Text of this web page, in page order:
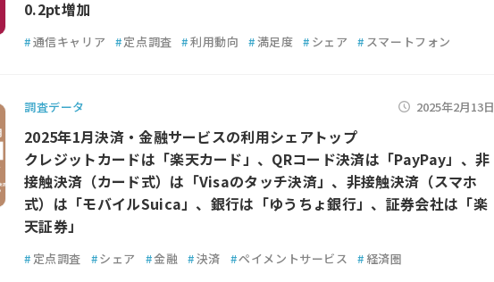
0.2pt増加
#通信キャリア #定点調査 #利用動向 #満足度 # シェア # スマートフォン
調査データ 2025年2月13日
2025年1月決済・金融サービスの利用シェアトップ
クレジットカードは「楽天カード」、QRコード決済は「PayPay」、非
接触決済（カード式）は「Visaのタッチ決済」、非接触決済（スマホ
式）は「モバイルSuica」、銀行は「ゆうちょ銀行」、証券会社は「楽
天証券」
# 定点調査 #シェア #金融 #決済 #ペイメントサービス # 経済圏